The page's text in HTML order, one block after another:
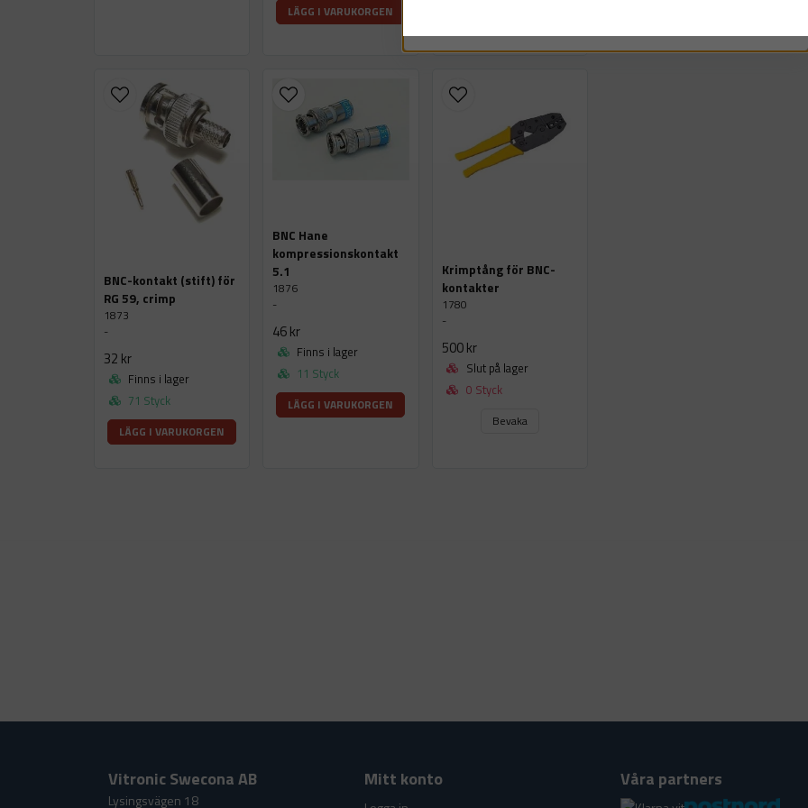
LÄGG I VARUKORGEN
BNC-kontakt (stift) för
RG 59, crimp
1873
-
32 kr
Finns i lager
71 Styck
LÄGG I VARUKORGEN
BNC Hane
kompressionskontakt
5.1
1876
-
46 kr
Finns i lager
11 Styck
LÄGG I VARUKORGEN
Krimptång för BNC-
kontakter
1780
-
500 kr
Slut på lager
0 Styck
Bevaka
Vitronic Swecona AB
Lysingsvägen 18
Mitt konto Våra partners